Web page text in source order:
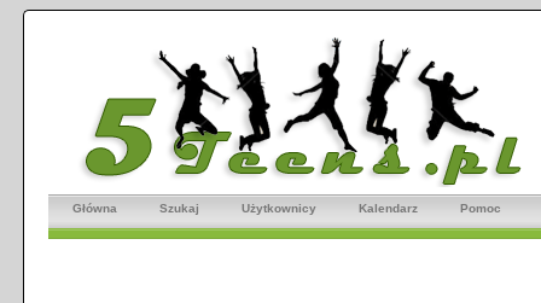
Główna Szukaj Użytkownicy Kalendarz Pomoc